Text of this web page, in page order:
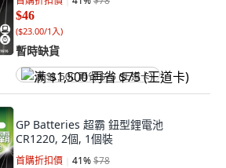
$46
($23.00/1入)
暫時缺貨
满 $1,500 再省 $75 (王道卡)
GP Batteries 超霸 鈕型鋰電池
CR1220, 2個, 1個裝
首購折扣價 41%$78